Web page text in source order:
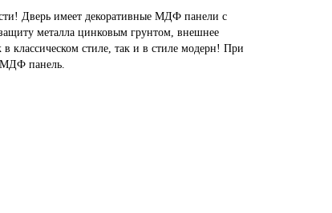
Дверь имеет декоративные МДФ панели с
металла цинковым грунтом, внешнее
классическом стиле, так и в стиле модерн! При
МДФ панель.